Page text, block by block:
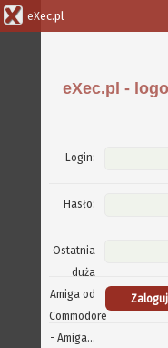
eXec.pl
eXec.pl -
Login:
Hasło:
Ostatnia
duża
Amiga od
Commodore
- Amiga...